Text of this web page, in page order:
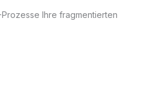
Ihre fragmentierten